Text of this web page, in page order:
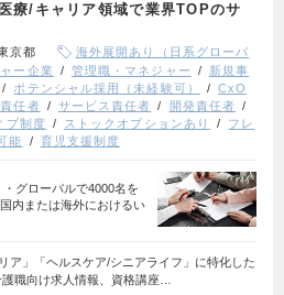
/キャリア領域で業界TOPのサ
京都
海外展開あり（日系グローバ
ー企業 管理職・マネジャー
新規事
ポテンシャル採用（未経験可）
CxO
任者 サービス責任者
開発責任者
ブ制度 ストックオプションあり
フレ
能 育児支援制度
・グローバルで4000名を
内または海外におけるい
ア」「ヘルスケア/シニアライフ」に特化した
職向け求人情報、資格講座…